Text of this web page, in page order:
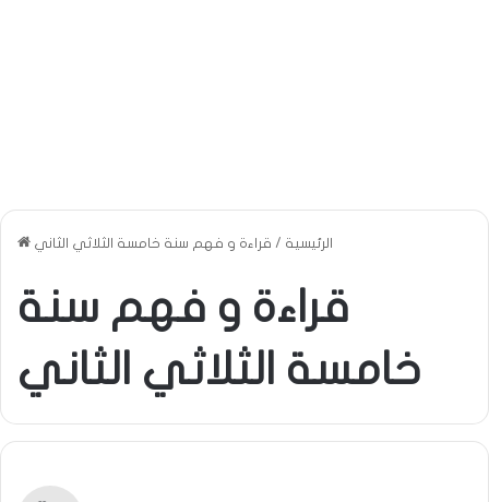
الرئيسية / قراءة و فهم سنة خامسة الثلاثي الثاني
قراءة و فهم سنة
خامسة الثلاثي الثاني